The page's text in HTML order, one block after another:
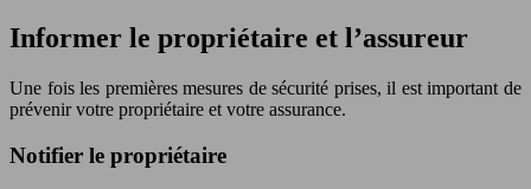
Informer le propriétaire et l’assureur
Une fois les premières mesures de sécurité prises, il est important de
prévenir votre propriétaire et votre assurance.
Notifier le propriétaire